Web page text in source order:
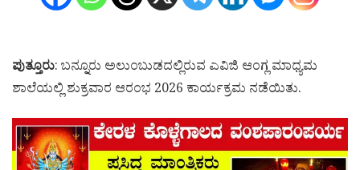
ಪುತ್ತೂರು: ಬನ್ನೂರು ಅಲುಂಬುಡದಲ್ಲಿರುವ ಎವಿಜಿ ಆಂಗ್ಲ ಮಾಧ್ಯಮ
ಶಾಲೆಯಲ್ಲಿ ಶುಕ್ರವಾರ ಆರಂಭ 2026 ಕಾರ್ಯಕ್ರಮ ನಡೆಯಿತು.